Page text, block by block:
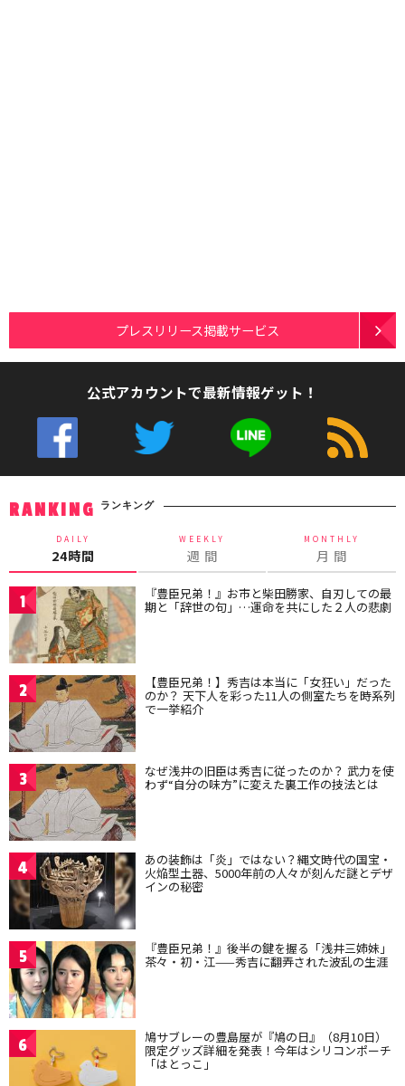
プレスリリース掲載サービス
公式アカウントで最新情報ゲット！
RANKING ランキング
DAILY
24時間
WEEKLY
週 間
MONTHLY
月 間
1 『豊臣兄弟！』お市と柴田勝家、自刃しての最
期と「辞世の句」…運命を共にした２人の悲劇
2 【豊臣兄弟！】秀吉は本当に「女狂い」だった
のか？ 天下人を彩った11人の側室たちを時系列
で一挙紹介
3 なぜ浅井の旧臣は秀吉に従ったのか？ 武力を使
わず“自分の味方”に変えた裏工作の技法とは
4 あの装飾は「炎」ではない？縄文時代の国宝・
火焔型土器、5000年前の人々が刻んだ謎とデザ
インの秘密
5 『豊臣兄弟！』後半の鍵を握る「浅井三姉妹」
茶々・初・江——秀吉に翻弄された波乱の生涯
6 鳩サブレーの豊島屋が『鳩の日』（8月10日）
限定グッズ詳細を発表！今年はシリコンポーチ
「はとっこ」